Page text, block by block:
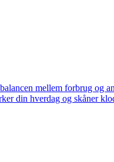
mellem forbrug og
din hverdag og skåner